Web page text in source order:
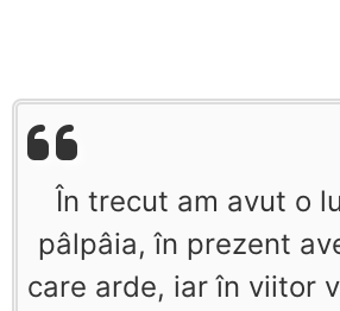
În trecut am avut o
pâlpâia, în prezent
care arde, iar în viitor